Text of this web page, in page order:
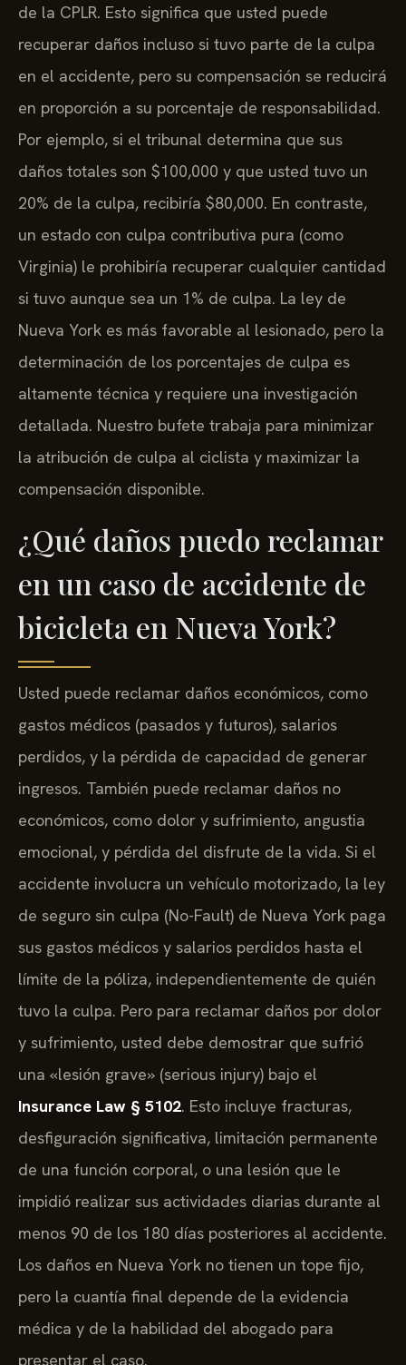
de la CPLR. Esto significa que usted puede
recuperar daños incluso si tuvo parte de la culpa
en el accidente, pero su compensación se reducirá
en proporción a su porcentaje de responsabilidad.
Por ejemplo, si el tribunal determina que sus
daños totales son $100,000 y que usted tuvo un
20% de la culpa, recibiría $80,000. En contraste,
un estado con culpa contributiva pura (como
Virginia) le prohibiría recuperar cualquier cantidad
si tuvo aunque sea un 1% de culpa. La ley de
Nueva York es más favorable al lesionado, pero la
determinación de los porcentajes de culpa es
altamente técnica y requiere una investigación
detallada. Nuestro bufete trabaja para minimizar
la atribución de culpa al ciclista y maximizar la
compensación disponible.
¿Qué daños puedo reclamar
en un caso de accidente de
bicicleta en Nueva York?
Usted puede reclamar daños económicos, como
gastos médicos (pasados y futuros), salarios
perdidos, y la pérdida de capacidad de generar
ingresos. También puede reclamar daños no
económicos, como dolor y sufrimiento, angustia
emocional, y pérdida del disfrute de la vida. Si el
accidente involucra un vehículo motorizado, la ley
de seguro sin culpa (No-Fault) de Nueva York paga
sus gastos médicos y salarios perdidos hasta el
límite de la póliza, independientemente de quién
tuvo la culpa. Pero para reclamar daños por dolor
y sufrimiento, usted debe demostrar que sufrió
una «lesión grave» (serious injury) bajo el
Insurance Law § 5102. Esto incluye fracturas,
desfiguración significativa, limitación permanente
de una función corporal, o una lesión que le
impidió realizar sus actividades diarias durante al
menos 90 de los 180 días posteriores al accidente.
Los daños en Nueva York no tienen un tope fijo,
pero la cuantía final depende de la evidencia
médica y de la habilidad del abogado para
presentar el caso.